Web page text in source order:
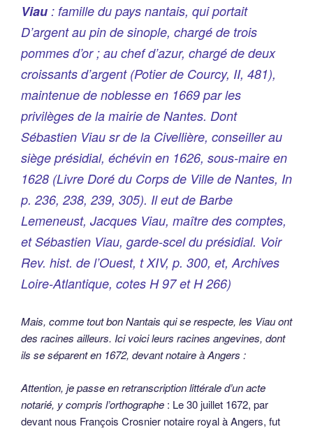
Viau : famille du pays nantais, qui portait
D’argent au pin de sinople, chargé de trois
pommes d’or ; au chef d’azur, chargé de deux
croissants d’argent (Potier de Courcy, II, 481),
maintenue de noblesse en 1669 par les
privilèges de la mairie de Nantes. Dont
Sébastien Viau sr de la Civellière, conseiller au
siège présidial, échévin en 1626, sous-maire en
1628 (Livre Doré du Corps de Ville de Nantes, In
p. 236, 238, 239, 305). Il eut de Barbe
Lemeneust, Jacques Viau, maître des comptes,
et Sébastien Viau, garde-scel du présidial. Voir
Rev. hist. de l’Ouest, t XIV, p. 300, et, Archives
Loire-Atlantique, cotes H 97 et H 266)
Mais, comme tout bon Nantais qui se respecte, les Viau ont
des racines ailleurs. Ici voici leurs racines angevines, dont
ils se séparent en 1672, devant notaire à Angers :
Attention, je passe en retranscription littérale d’un acte
notarié, y compris l’orthographe : Le 30 juillet 1672, par
devant nous François Crosnier notaire royal à Angers, fut